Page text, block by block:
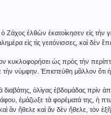
Ζάχος ἐλθὼν ἐκατοίκησεν εἰς τὴν
εἰς τὶς γειτόνισσες, καὶ δὲν
κυκλοφορήσει ὡς πρὸς τὴν
τὴν νύμφην. Ἐπιστεύθη μᾶλλον ὅτι
ὀλίγας ἑβδομάδας πρὶν
ἐμάζωξε τὰ φορέματά της, ἡ
ἂν ἤθελε καὶ ἂν δὲν ἤθελε, τὸν